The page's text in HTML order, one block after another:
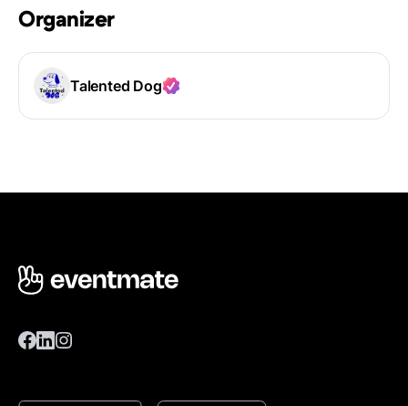
Organizer
Talented Dog